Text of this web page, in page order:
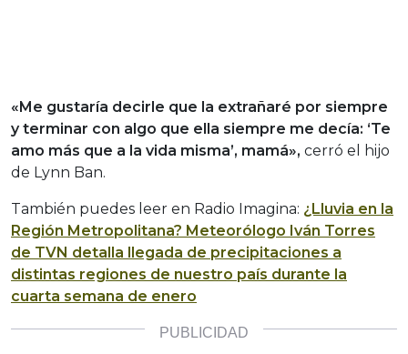
«Me gustaría decirle que la extrañaré por siempre
y terminar con algo que ella siempre me decía: ‘Te
amo más que a la vida misma’, mamá», cerró el hijo
de Lynn Ban.
También puedes leer en Radio Imagina: ¿Lluvia en la
Región Metropolitana? Meteorólogo Iván Torres
de TVN detalla llegada de precipitaciones a
distintas regiones de nuestro país durante la
cuarta semana de enero